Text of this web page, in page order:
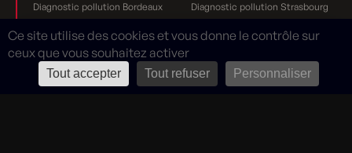
Diagnostic pollution Bordeaux
Diagnostic pollution Strasbourg
Diagnostic pollution Nantes
Diagnostic pollution Toulouse
Diagnostic pollution Grenoble
Diagnostic pollution Dijon
Diagnostic pollution Reims
Ce site utilise des cookies et vous donne le contrôle sur
ceux que vous souhaitez activer
Tout accepter Tout refuser Personnaliser